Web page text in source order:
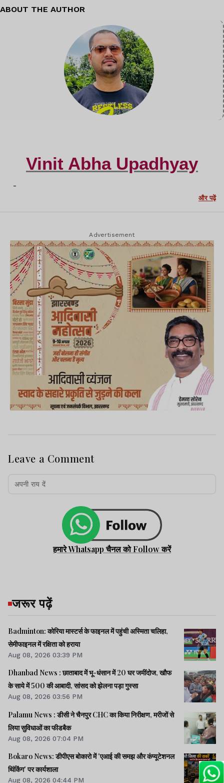
ABOUT THE AUTHOR
Vinit Abha Upadhyay
-
और पढ़ें
Advertisement
Leave a Comment
हमारे Whatsapp चैनल को Follow करें
जरूर पढ़ें
Badminton: कोरिया मास्टर्स के फाइनल में पहुंची अस्मिता चलिहा,
सेमीफाइनल में रक्षिता को हराया
Aug 08, 2026 03:39 PM
Dhanbad News : छाताबाद में भू-धंसान में 20 घर जमींदोज, खौफ
के साये में 500 की आबादी, सांसद को झेलना पड़ा गुस्सा
Aug 08, 2026 03:56 PM
Palamu News : डीसी ने चैनपुर CHC का किया निरीक्षण, मरीजों से
लिया सुविधाओं का फीडबैक
Aug 08, 2026 07:04 PM
Bokaro News: डीपीएस बोकारो में 'एआई की समझ और कंप्यूटेशनल
थिंकिंग' पर कार्यशाला
Aug 08, 2026 04:44 PM